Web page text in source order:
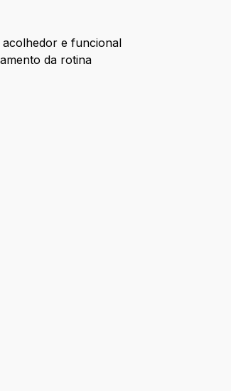
e funcional
da rotina